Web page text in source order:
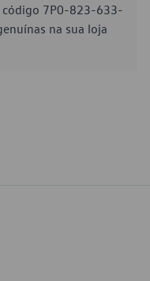
código 7P0-823-633-
na sua loja